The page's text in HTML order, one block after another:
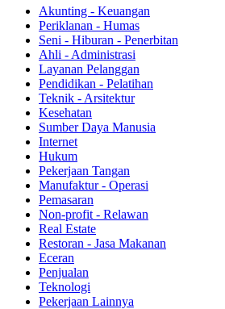
Akunting - Keuangan
Periklanan - Humas
Seni - Hiburan - Penerbitan
Ahli - Administrasi
Layanan Pelanggan
Pendidikan - Pelatihan
Teknik - Arsitektur
Kesehatan
Sumber Daya Manusia
Internet
Hukum
Pekerjaan Tangan
Manufaktur - Operasi
Pemasaran
Non-profit - Relawan
Real Estate
Restoran - Jasa Makanan
Eceran
Penjualan
Teknologi
Pekerjaan Lainnya